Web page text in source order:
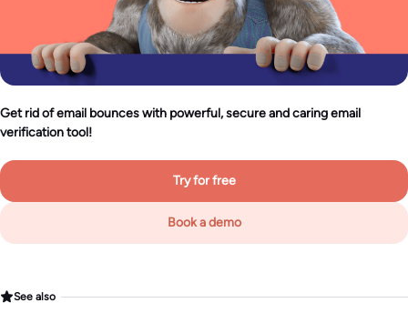
Get rid of email bounces with powerful, secure and caring email
verification tool!
Try for free
Book a demo
See also